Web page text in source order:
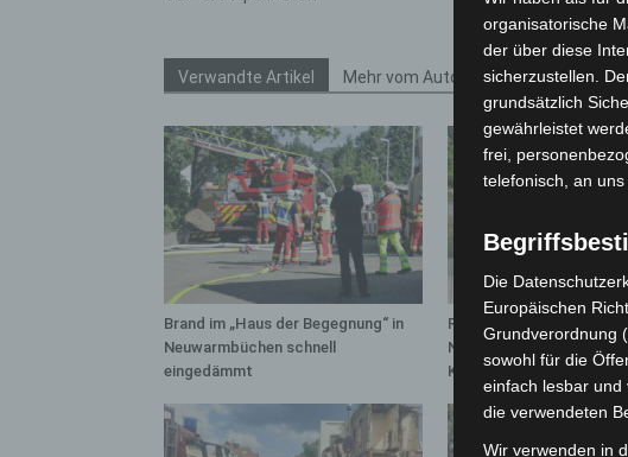
Verwandte Artikel Mehr vom Autor
Brand im „Haus der Begegnung“ in
Neuwarmbüchen schnell
eingedämmt
Region Hannover: 21 neue
Notfallsanitäter starten
Kreuz
organisatorische
der über diese
sicherzustellen.
grundsätzlich
gewährleistet
frei,
telefonisch, an uns
Die
Europäischen
Grundverordnung
sowohl für die
einfach lesbar und
die verwendeten
Wir verwenden in